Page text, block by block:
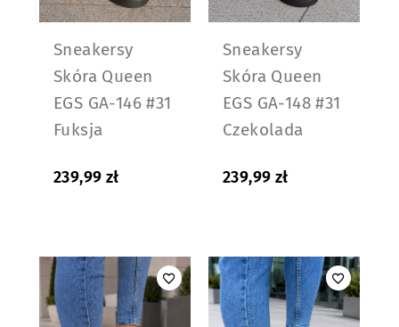
Sneakersy
Skóra Queen
EGS GA-146 #31
Fuksja
239,99 zł
Sneakersy
Skóra Queen
EGS GA-148 #31
Czekolada
239,99 zł